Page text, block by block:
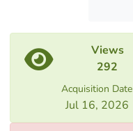
Views
292
Acquisition Date
Jul 16, 2026